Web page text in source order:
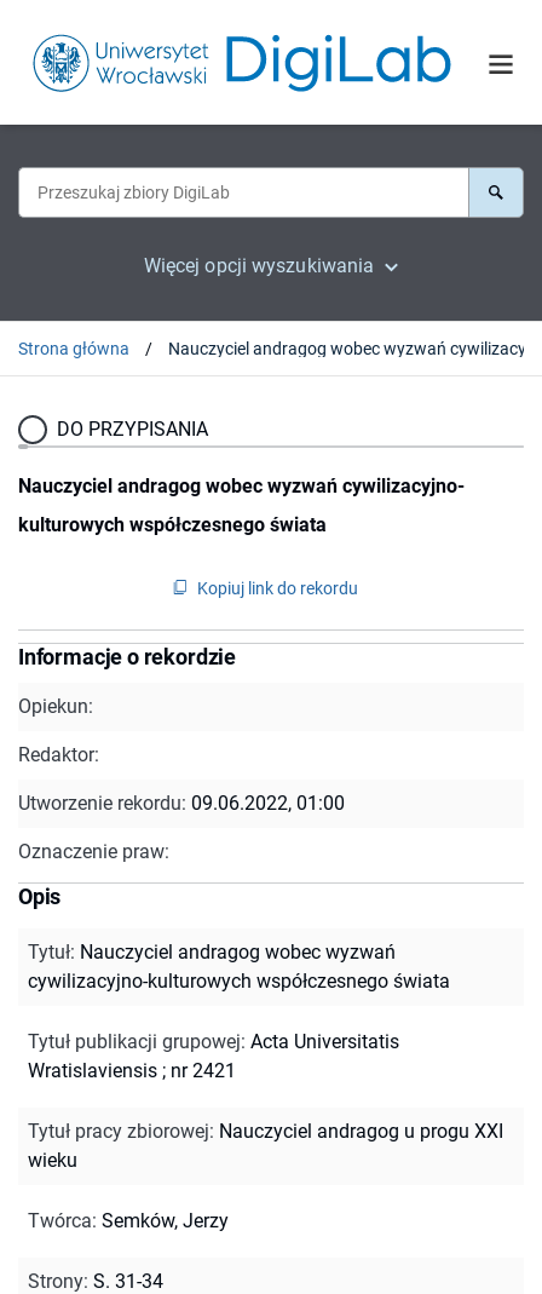
Więcej opcji wyszukiwania
Strona główna
DO PRZYPISANIA
Nauczyciel andragog wobec wyzwań cywilizacyjno-
kulturowych współczesnego świata
Kopiuj link do rekordu
Informacje o rekordzie
Opiekun:
Redaktor:
Utworzenie rekordu: 09.06.2022, 01:00
Oznaczenie praw:
Opis
Tytuł: Nauczyciel andragog wobec wyzwań
cywilizacyjno-kulturowych współczesnego świata
Tytuł publikacji grupowej: Acta Universitatis
Wratislaviensis ; nr 2421
Tytuł pracy zbiorowej: Nauczyciel andragog u progu XXI
wieku
Twórca: Semków, Jerzy
Strony: S. 31-34